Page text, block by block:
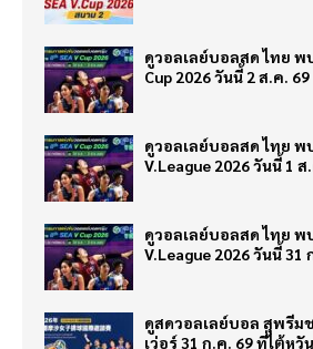
ดูวอลเลย์บอลสด ไทย พ
Cup 2026 วันนี้ 2 ส.ค. 69
ดูวอลเลย์บอลสด ไทย พ
V.League 2026 วันนี้ 1 ส
ดูวอลเลย์บอลสด ไทย พ
V.League 2026 วันนี้ 31
ดูสดวอลเลย์บอล สุพรีม
เว่อร์ 31 ก.ค. 69 ที่ไต้หวัน